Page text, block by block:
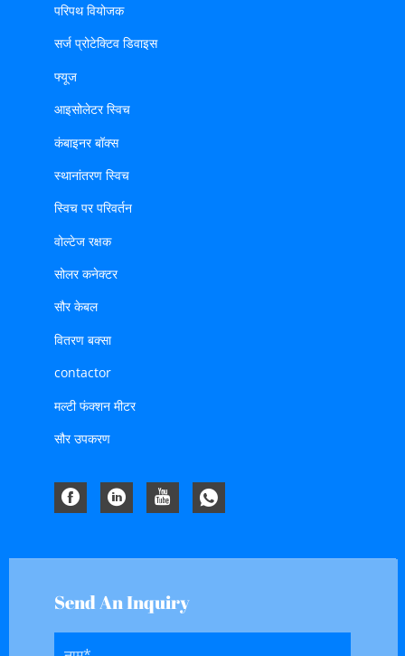
परिपथ वियोजक
सर्ज प्रोटेक्टिव डिवाइस
फ्यूज
आइसोलेटर स्विच
कंबाइनर बॉक्स
स्थानांतरण स्विच
स्विच पर परिवर्तन
वोल्टेज रक्षक
सोलर कनेक्टर
सौर केबल
वितरण बक्सा
contactor
मल्टी फंक्शन मीटर
सौर उपकरण
Send An Inquiry